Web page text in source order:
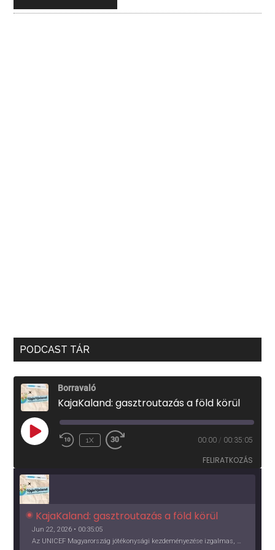
PODCAST TÁR
Borravaló
KajaKaland: gasztroutazás a föld körül
PLAY
EPISODE
1X 00:00 / 00:35:05
FELIRATKOZÁS
KajaKaland: gasztroutazás a föld körül
Jun 22, 2026 • 00:35:05
Az UNICEF Magyarország jótékonysági kezdeményezése izgalmas, egész éves világkörüli ízutazásra hív, igazi családi program és gasztroedukáció, illetve segítség a rászorulóknak is egyben.